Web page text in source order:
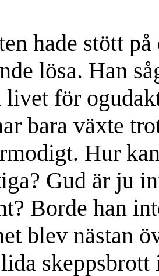
hade stött
lösa. Han
för
bara växte
Hur
Gud är ju
Borde han
blev nästan